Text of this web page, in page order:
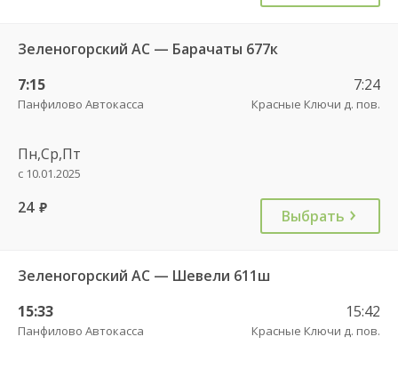
Зеленогорский АС — Барачаты 677к
7:15
Панфилово Автокасса
7:24
Красные Ключи д. пов.
Пн,Ср,Пт
с 10.01.2025
24 руб. Выбрать
Зеленогорский АС — Шевели 611ш
15:33
Панфилово Автокасса
15:42
Красные Ключи д. пов.